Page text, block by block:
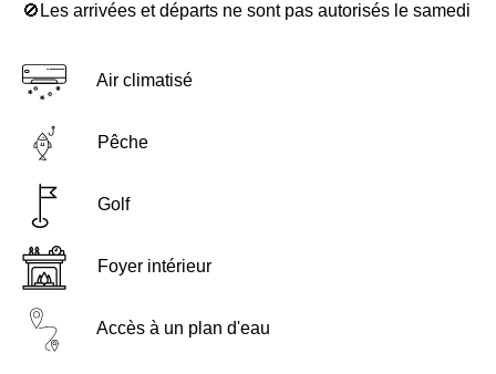
🚫Les arrivées et départs ne sont pas autorisés le samedi
Air climatisé
Pêche
Golf
Foyer intérieur
Accès à un plan d'eau